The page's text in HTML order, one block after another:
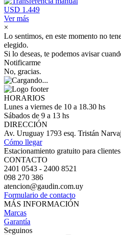
USD 1.449
Ver más
×
Lo sentimos, en este momento no
elegido.
Si lo deseas, te podemos avisar
Notificarme
No, gracias.
HORARIOS
Lunes a viernes de 10 a 18.30 hs
Sábados de 9 a 13 hs
DIRECCIÓN
Av. Uruguay 1793 esq. Tristán
Cómo llegar
Estacionamiento gratuito para clientes
CONTACTO
2401 0543 - 2400 8521
098 270 386
atencion@gaudin.com.uy
Formulario de contacto
MÁS INFORMACIÓN
Marcas
Garantía
Seguinos